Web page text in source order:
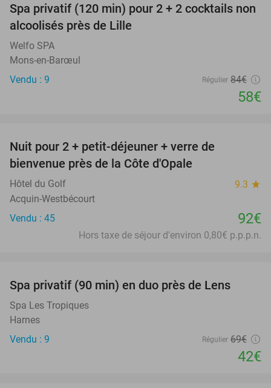
31%
Spa privatif (120 min) pour 2 + 2 cocktails non
alcoolisés près de Lille
Welfo SPA
Mons-en-Barœul
Vendu : 9
Régulier 84€
58€
Nuit pour 2 + petit-déjeuner + verre de
bienvenue près de la Côte d'Opale
Hôtel du Golf 9.3 star
Acquin-Westbécourt
Vendu : 45
92€
Hors taxe de séjour d'environ 0,80€ p.p.p.n.
Spa privatif (90 min) en duo près de Lens
Spa Les Tropiques
Harnes
Vendu : 9
Régulier 69€
42€